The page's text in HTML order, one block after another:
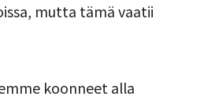
mutta tämä vaatii
koonneet alla